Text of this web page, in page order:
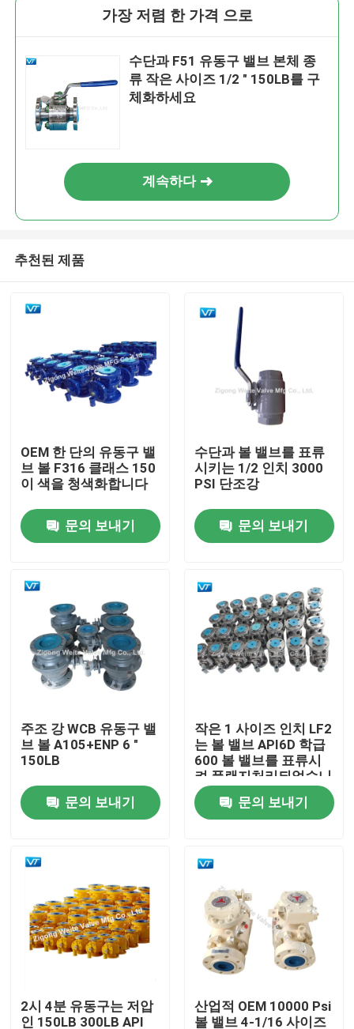
회사 소개
접촉
제품 소개
파이프라인 볼 밸브
천연가스 배관 밸브
석유 파이프 라인 밸브
기어 조종된 볼 밸브
스테인레스 강 플랜지된 볼 밸브
가장 저렴 한 가격 으로
수단과 F51 유동구 밸브 본체 종
류 작은 사이즈 1/2 " 150LB를 구
체화하세요
계속하다
추천된 제품
OEM 한 단의 유동구 밸
브 볼 F316 클래스 150
이 색을 청색화합니다
문의 보내기
수단과 볼 밸브를 표류
시키는 1/2 인치 3000
PSI 단조강
문의 보내기
주조 강 WCB 유동구 밸
브 볼 A105+ENP 6 "
150LB
문의 보내기
작은 1 사이즈 인치 LF2
는 볼 밸브 API6D 학급
600 볼 밸브를 표류시
켜 플랜지처리되었습니
다
문의 보내기
2시 4분 유동구는 저압
인 150LB 300LB API
산업적 OEM 10000 Psi
볼 밸브 4-1/16 사이즈